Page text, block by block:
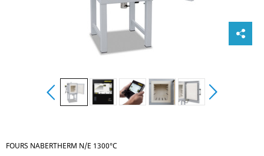
FOURS NABERTHERM N/E 1300°C